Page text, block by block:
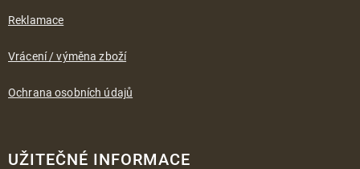
Reklamace
Vrácení / výměna zboží
Ochrana osobních údajů
UŽITEČNÉ INFORMACE